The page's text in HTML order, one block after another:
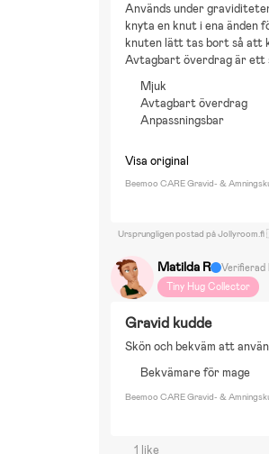
Används under
knyta en knut i ena änden
knuten lätt tas bort så att
Avtagbart överdrag är ett
Mjuk
Avtagbart överdrag
Anpassningsbar
Visa original
Beemoo CARE Gravid- &
Ursprungligen postad på
Matilda R
Verifierad
Tiny Hug Collector
Gravid kudde
Skön och bekväm att
Bekvämare för mage
Beemoo CARE Gravid- &
1 like